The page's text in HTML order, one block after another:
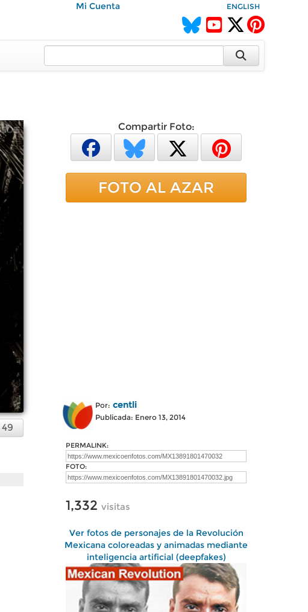
Mi Cuenta ENGLISH
49
Compartir Foto:
FOTO AL AZAR
Por: centli
Publicada: Enero 13, 2014
PERMALINK:
FOTO:
1,332 visitas
Ver fotos de personajes de la Revolución
Mexicana coloreadas y animadas mediante
inteligencia artificial (deepfakes)